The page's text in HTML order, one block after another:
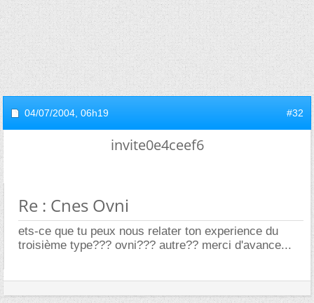
04/07/2004, 06h19 #32
invite0e4ceef6
Re : Cnes Ovni
ets-ce que tu peux nous relater ton experience du
troisième type??? ovni??? autre?? merci d'avance...